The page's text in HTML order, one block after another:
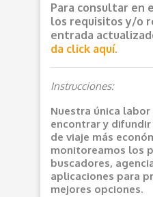
Para consultar en
los requisitos y/o
entrada
da click aquí.
Instrucciones:
Nuestra única labor
encontrar y
de viaje más
monitoreamos los
buscadores,
aplicaciones para
mejores opciones.